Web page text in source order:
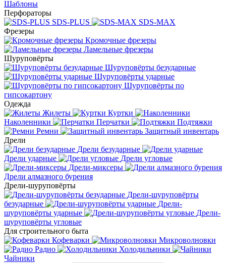
Шаблоны
Перфораторы
SDS-PLUS
SDS-MAX
Фрезеры
Кромочные фрезеры
Ламельные фрезеры
Шуруповёрты
Шуруповёрты безударные
Шуруповёрты ударные
Шуруповёрты по
гипсокартону
Одежда
Жилеты
Куртки
Наколенники
Перчатки
Подтяжки
Ремни
Защитный инвентарь
Дрели
Дрели безударные
Дрели ударные
Дрели угловые
Дрели-миксеры
Дрели алмазного бурения
Дрели-шуруповёрты
Дрели-шуруповёрты
безударные
Дрели-
шуруповёрты ударные
Дрели-
шуруповёрты угловые
Для строительного быта
Кофеварки
Микроволновки
Радио
Холодильники
Чайники